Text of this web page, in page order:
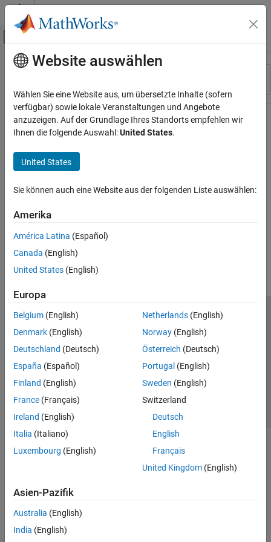
Weiter zum Inhalt
Umschaltung für Off-Canvas-
Ressource
Hauptinhalt
Website auswählen
Wählen Sie eine Website aus, um übersetzte Inhalte (sofern
verfügbar) sowie lokale Veranstaltungen und Angebote
anzuzeigen. Auf der Grundlage Ihres Standorts empfehlen wir
Ihnen die folgende Auswahl:United States.
United States
Sie können auch eine Website aus der folgenden Liste auswählen:
Amerika
América Latina (Español)
Canada (English)
United States (English)
Europa
Belgium (English)
Denmark (English)
Deutschland (Deutsch)
España (Español)
Finland (English)
France (Français)
Ireland (English)
Italia (Italiano)
Luxembourg (English)
Netherlands(English)
Norway(English)
Österreich (Deutsch)
Portugal (English)
Sweden (English)
Switzerland
Deutsch
English
Français
United Kingdom(English)
Asien-Pazifik
Australia (English)
India (English)
Trust Center
Datenschutz-Richtlinien
Datendiebstahl verhindern
Status von Anwendungen
© 1994-2026 The MathWorks, Inc.
Website auswählen
Deutschland